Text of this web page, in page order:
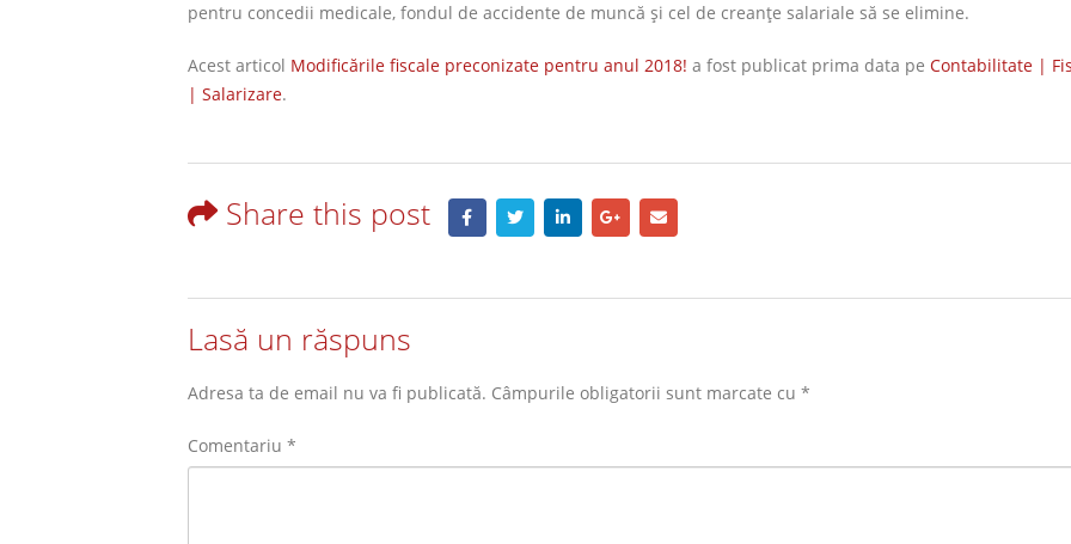
pentru concedii medicale, fondul de accidente de muncă şi cel de creanţe salariale să se elimine.
Acest articol Modificările fiscale preconizate pentru anul 2018! a fost publicat prima data pe Contabilitate |
| Salarizare.
Share this post
Lasă un răspuns
Adresa ta de email nu va fi publicată. Câmpurile obligatorii sunt marcate cu *
Comentariu *